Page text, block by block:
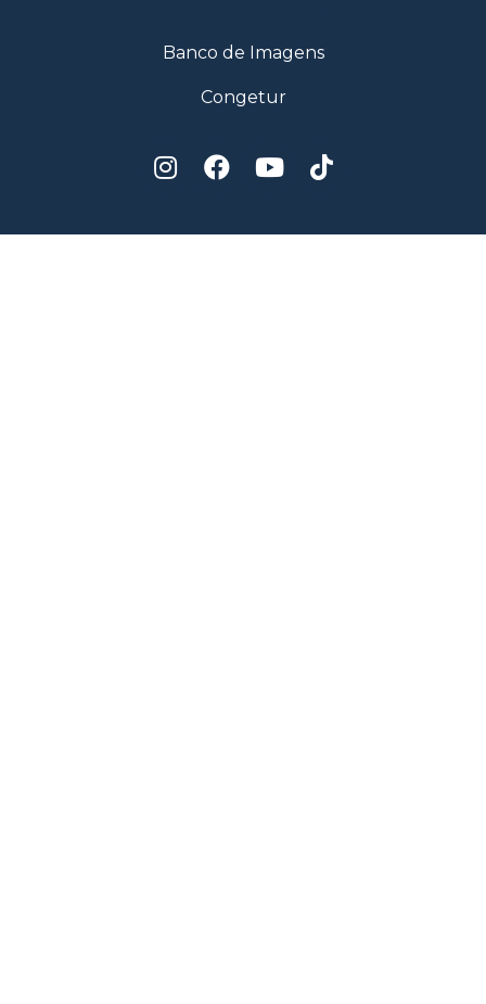
Banco de Imagens
Congetur